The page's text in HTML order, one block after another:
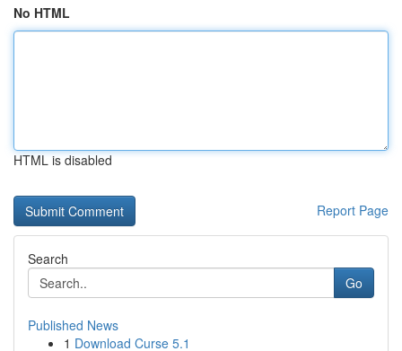
No HTML
HTML is disabled
Report Page
Search
Go
Published News
1 Download Curse 5.1